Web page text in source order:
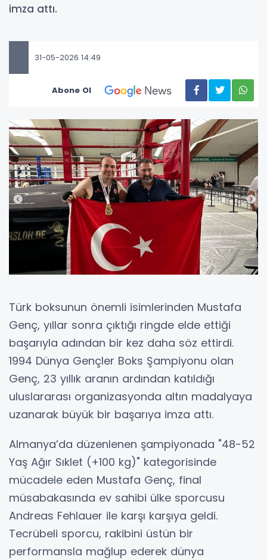
imza attı.
31-05-2026 14:49
Abone Ol
Türk boksunun önemli isimlerinden Mustafa
Genç, yıllar sonra çıktığı ringde elde ettiği
başarıyla adından bir kez daha söz ettirdi.
1994 Dünya Gençler Boks Şampiyonu olan
Genç, 23 yıllık aranın ardından katıldığı
uluslararası organizasyonda altın madalyaya
uzanarak büyük bir başarıya imza attı.
Almanya’da düzenlenen şampiyonada "48-52
Yaş Ağır Sıklet (+100 kg)" kategorisinde
mücadele eden Mustafa Genç, final
müsabakasında ev sahibi ülke sporcusu
Andreas Fehlauer ile karşı karşıya geldi.
Tecrübeli sporcu, rakibini üstün bir
performansla mağlup ederek dünya